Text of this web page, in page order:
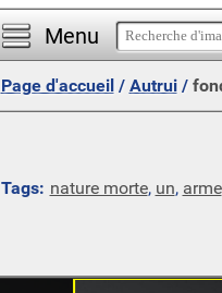
Menu
Page d'accueil/ Autrui/
Tags: nature morte, un, arme